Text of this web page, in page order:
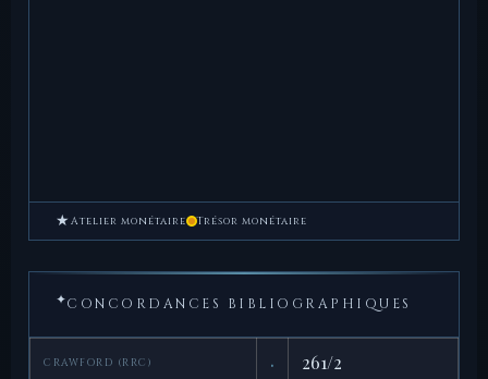
★ Atelier monétaire Trésor monétaire
✦CONCORDANCES BIBLIOGRAPHIQUES
CRAWFORD (RRC) · 261/2